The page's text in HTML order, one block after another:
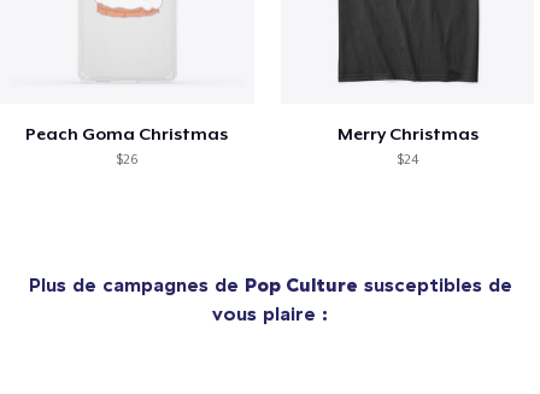
Peach Goma Christmas
$26
Merry Christmas
$24
Plus de campagnes de Pop Culture susceptibles de
vous plaire :